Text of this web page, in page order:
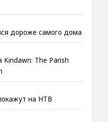
дороже самого дома
Kindawn: The Parish
на НТВ